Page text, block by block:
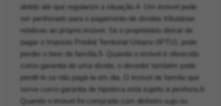
detido até que regularize a situação.4- Um imóvel pode
ser penhorado para o pagamento de dívidas tributárias
relativas ao próprio imóvel. Se o proprietário deixar de
pagar o Imposto Predial Territorial Urbano (IPTU), pode
perder o bem de família.5- Quando o imóvel é oferecido
como garantia de uma dívida, o devedor também pode
perdê-lo se não pagá-la em dia. O imóvel de família que
serve como garantia de hipoteca está sujeito à penhora.6-
Quando o imóvel foi comprado com dinheiro sujo ou